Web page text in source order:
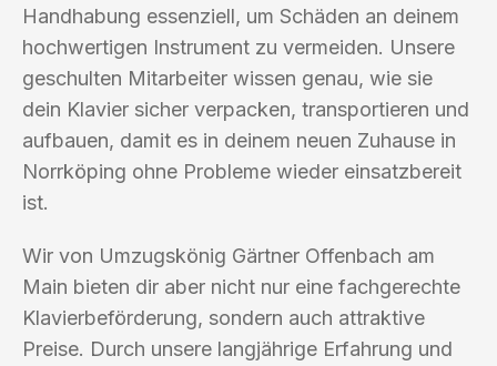
Handhabung essenziell, um Schäden an deinem
hochwertigen Instrument zu vermeiden. Unsere
geschulten Mitarbeiter wissen genau, wie sie
dein Klavier sicher verpacken, transportieren und
aufbauen, damit es in deinem neuen Zuhause in
Norrköping ohne Probleme wieder einsatzbereit
ist.
Wir von Umzugskönig Gärtner Offenbach am
Main bieten dir aber nicht nur eine fachgerechte
Klavierbeförderung, sondern auch attraktive
Preise. Durch unsere langjährige Erfahrung und